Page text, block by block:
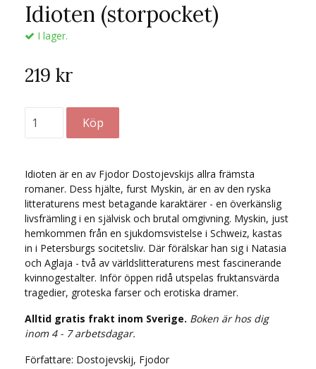
Idioten (storpocket)
I lager.
219 kr
Idioten är en av Fjodor Dostojevskijs allra främsta
romaner. Dess hjälte, furst Myskin, är en av den ryska
litteraturens mest betagande karaktärer - en överkänslig
livsfrämling i en självisk och brutal omgivning. Myskin, just
hemkommen från en sjukdomsvistelse i Schweiz, kastas
in i Petersburgs socitetsliv. Där förälskar han sig i Natasia
och Aglaja - två av världslitteraturens mest fascinerande
kvinnogestalter. Inför öppen ridå utspelas fruktansvärda
tragedier, groteska farser och erotiska dramer.
Alltid gratis frakt inom Sverige. Boken är hos dig
inom 4 - 7 arbetsdagar.
Författare: Dostojevskij, Fjodor